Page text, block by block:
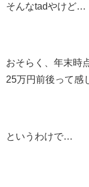
そんなtadやけど…
おそらく、年末時
25万円前後って感
というわけで…